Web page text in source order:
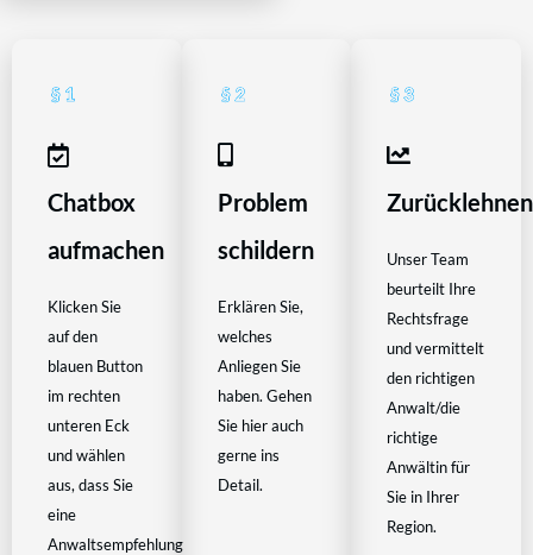
Chatbox
aufmachen
Klicken Sie
auf den
blauen Button
im rechten
unteren Eck
und wählen
aus, dass Sie
eine
Anwaltsempfehlung
Problem
schildern
Erklären Sie,
welches
Anliegen Sie
haben. Gehen
Sie hier auch
gerne ins
Detail.
Zurücklehnen
Unser Team
beurteilt Ihre
Rechtsfrage
und vermittelt
den richtigen
Anwalt/die
richtige
Anwältin für
Sie in Ihrer
Region.